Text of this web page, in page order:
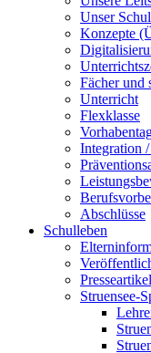
Unser
Konzepte
Fächer und
Unterricht
Flexklasse
Integration
Abschlüsse
Schulleben
Struensee-